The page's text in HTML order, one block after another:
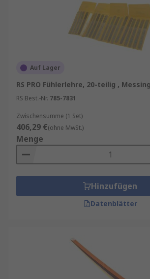
Auf Lager
RS PRO Fühlerlehre, 20-teilig , Messing
RS Best.-Nr. 785-7831
Zwischensumme (1 Set)
406,29 €(ohne MwSt.)
Menge
Hinzufügen
Datenblätter